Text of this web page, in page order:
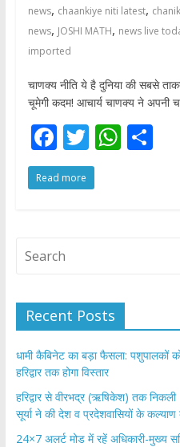
news, chaankiye niti latest,
news, JOSHI MATH, news live
imported
चाणक्य नीति ये है दुनिया की सबसे
चूमेगी कदम! आचार्य चाणक्य ने अपनी
F
ac
e
o
T
w
itt
W S
Read more
Recent Posts
​धामी कैबिनेट का बड़ा फैसला: पशुपालकों
हरिद्वार तक होगा विस्तार
​हरिद्वार से वीरभद्र (ऋषिकेश) तक
सूर्या ने की देश व प्रदेशवासियों के कल्याण
24×7 अलर्ट मोड में रहें अधिकारी-मुख्य